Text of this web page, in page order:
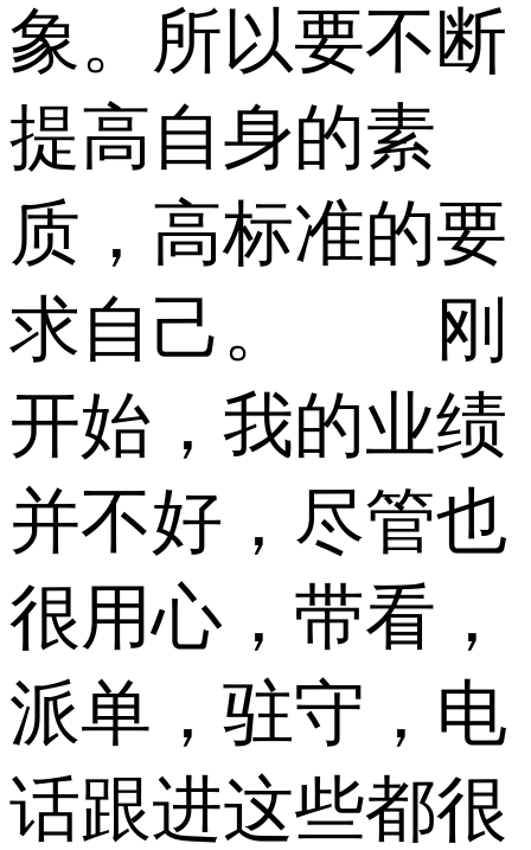
象。所以要不断
提高自身的素
质，高标准的要
求自己。 刚
开始，我的业绩
并不好，尽管也
很用心，带看，
派单，驻守，电
话跟进这些都很